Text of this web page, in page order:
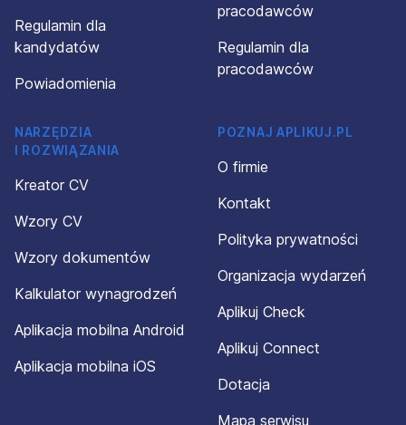
Regulamin dla
kandydatów
Powiadomienia
pracodawców
Regulamin dla
pracodawców
NARZĘDZIA
I ROZWIĄZANIA
Kreator CV
Wzory CV
Wzory dokumentów
Kalkulator wynagrodzeń
Aplikacja mobilna Android
Aplikacja mobilna iOS
POZNAJ APLIKUJ.PL
O firmie
Kontakt
Polityka prywatności
Organizacja wydarzeń
Aplikuj Check
Aplikuj Connect
Dotacja
Mapa serwisu